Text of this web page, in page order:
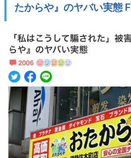
たからや』のヤバい実態